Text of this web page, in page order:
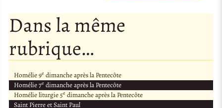
Dans la même
rubrique…
Homélie 9e dimanche après la Pentecôte
Homélie 7e dimanche après la Pentecôte
Homélie liturgie 5e dimanche après la Pentecôte
Saint Pierre et Saint Paul